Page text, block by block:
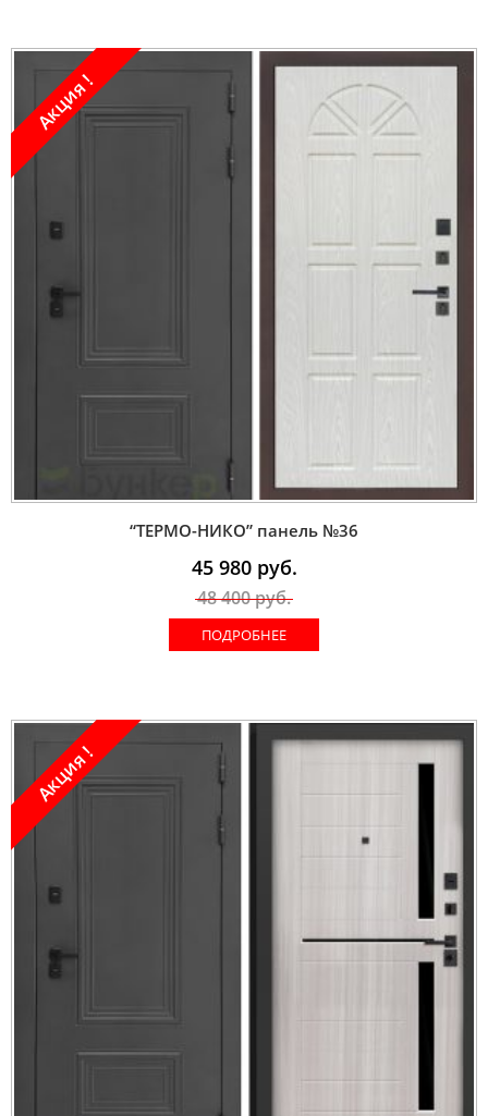
Акция !
“ТЕРМО-НИКО” панель №36
45 980руб.
48 400руб.
ПОДРОБНЕЕ
Акция !